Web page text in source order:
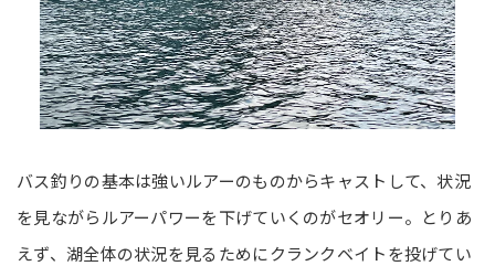
バス釣りの基本は強いルアーのものからキャストして、状況
を見ながらルアーパワーを下げていくのがセオリー。とりあ
えず、湖全体の状況を見るためにクランクベイトを投げてい